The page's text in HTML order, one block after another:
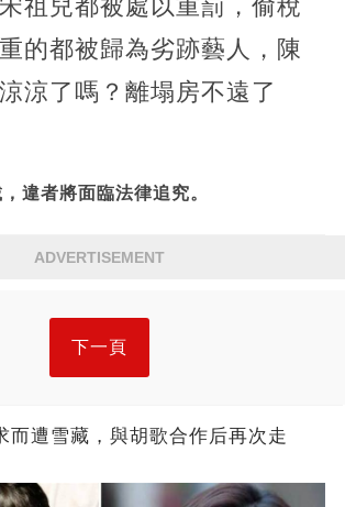
祖兒都被處以重罰，偷稅
的都被歸為劣跡藝人，陳
涼了嗎？離塌房不遠了
違者將面臨法律追究。
ADVERTISEMENT
下一頁
而遭雪藏，與胡歌合作后再次走